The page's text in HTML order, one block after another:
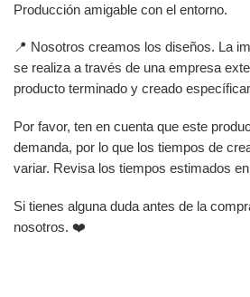
Producción amigable con el entorno.
📍 Nosotros creamos los diseños. La
se realiza a través de una empresa
producto terminado y creado
Por favor, ten en cuenta que este
demanda, por lo que los tiempos de
variar. Revisa los tiempos estimados
Si tienes alguna duda antes de la
nosotros. ❤️